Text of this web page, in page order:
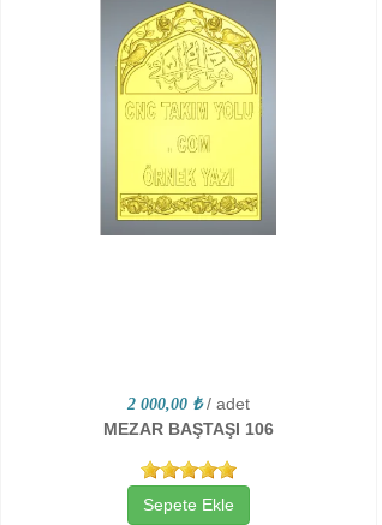
2 000,00 ₺ / adet
MEZAR BAŞTAŞI 106
Sepete Ekle